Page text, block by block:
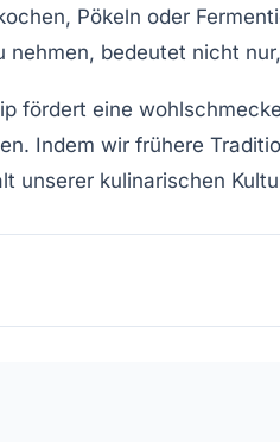
, Pökeln oder
nehmen, bedeutet nicht
fördert eine
Indem wir frühere
unserer kulinarischen